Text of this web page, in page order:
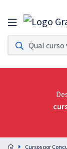
Assinatura
Acesso a todos os
Assinatura
Acesso ilimitado a
Preparação
Cursos por